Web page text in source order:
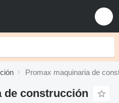
Promax maquinaria de
de construcción